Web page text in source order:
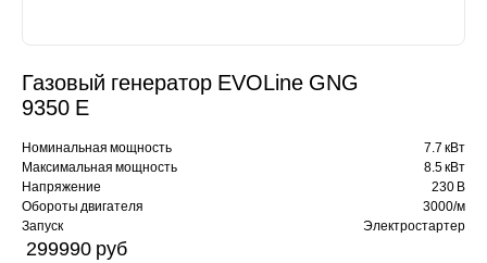
Газовый генератор EVOLine GNG
9350 E
Номинальная мощность
7.7 кВт
Максимальная мощность
8.5 кВт
Напряжение
230 В
Обороты двигателя
3000/м
Запуск
Электростартер
299990 pуб